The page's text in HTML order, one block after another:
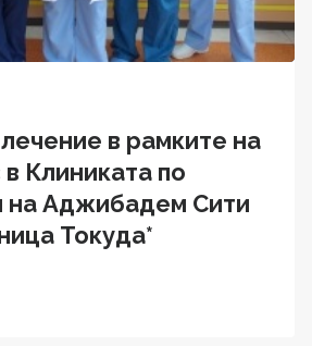
в рамките на
в Клиниката по
на Аджибадем Сити
Токуда*